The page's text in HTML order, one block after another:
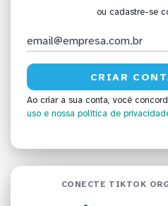
ou cadastre-se
Ao criar a sua conta, você
uso e nossa política de
CONECTE TIKTOK